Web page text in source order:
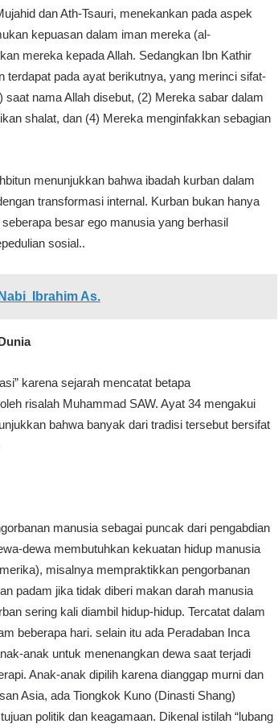
dan Ath-Tsauri, menekankan pada aspek
kepuasan dalam iman mereka (al-
mereka kepada Allah. Sedangkan Ibn Kathir
terdapat pada ayat berikutnya, yang merinci sifat-
nama Allah disebut, (2) Mereka sabar dalam
shalat, dan (4) Mereka menginfakkan sebagian
menunjukkan bahwa ibadah kurban dalam
transformasi internal. Kurban bukan hanya
besar ego manusia yang berhasil
sosial..
Ibrahim As.
karena sejarah mencatat betapa
risalah Muhammad SAW. Ayat 34 mengakui
bahwa banyak dari tradisi tersebut bersifat
manusia sebagai puncak dari pengabdian
dewa membutuhkan kekuatan hidup manusia
misalnya mempraktikkan pengorbanan
padam jika tidak diberi makan darah manusia
sering kali diambil hidup-hidup. Tercatat dalam
beberapa hari. selain itu ada Peradaban Inca
anak untuk menenangkan dewa saat terjadi
Anak-anak dipilih karena dianggap murni dan
Asia, ada Tiongkok Kuno (Dinasti Shang)
politik dan keagamaan. Dikenal istilah “lubang